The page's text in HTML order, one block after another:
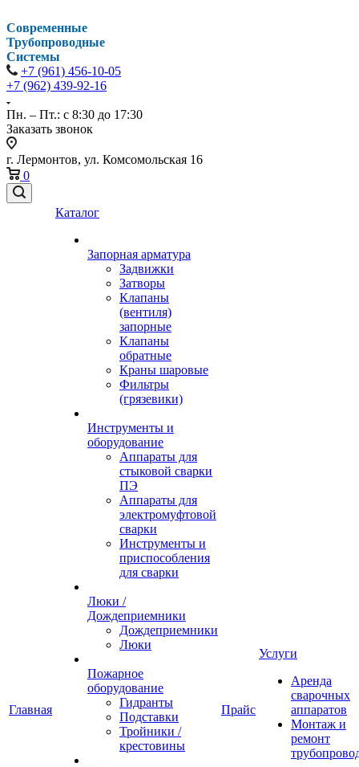
Современные
Трубопроводные
Системы
+7 (961) 456-10-05
+7 (962) 439-92-16
Пн. – Пт.: с 8:30 до 17:30
Заказать звонок
г. Лермонтов, ул. Комсомольская 16
0
Главная
Каталог
Запорная арматура
Задвижки
Затворы
Клапаны
(вентиля)
запорные
Клапаны
обратные
Краны шаровые
Фильтры
(грязевики)
Инструменты и
оборудование
Аппараты для
стыковой сварки
ПЭ
Аппараты для
электромуфтовой
сварки
Инструменты и
приспособления
для сварки
Люки /
Дождеприемники
Дождеприемники
Люки
Пожарное
оборудование
Гидранты
Подставки
Тройники /
крестовины
Прайс
Услуги
Аренда
сварочных
аппаратов
Монтаж и
ремонт